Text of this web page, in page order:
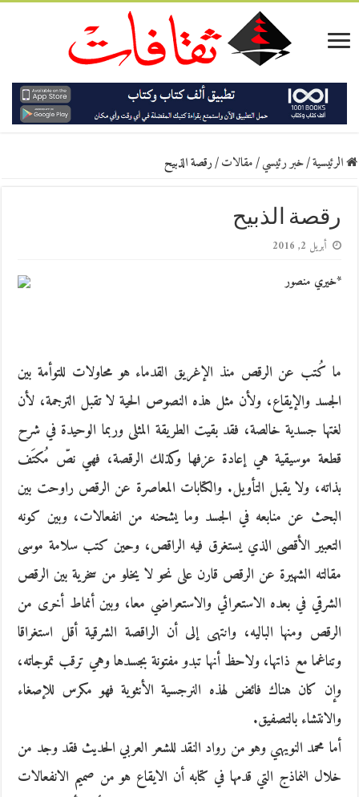
الرئيسية/خبر رئيسي/مقالات/رقصة الذبيح
رقصة الذبيح
أبريل 2, 2016
*خيري منصور
ما كُتب عن الرقص منذ الإغريق القدماء هو محاولات للتوأمة بين
الجسد والإيقاع، ولأن مثل هذه النصوص الحية لا تقبل الترجمة، لأن
لغتها جسدية خالصة، فقد بقيت الطريقة المثلى وربما الوحيدة في شرح
قطعة موسيقية هي إعادة عزفها وكذلك الرقصة، فهي نصّ مُكتَف
بذاته، ولا يقبل التأويل. والكتابات المعاصرة عن الرقص راوحت بين
البحث عن منابعه في الجسد وما يشحنه من انفعالات، وبين كونه
التعبير الأقصى الذي يستغرق فيه الراقص، وحين كتب سلامة موسى
مقالته الشهيرة عن الرقص قارن على نحو لا يخلو من سخرية بين الرقص
الشرقي في بعده الاستعرائي والاستعراضي معا، وبين أنماط أخرى من
الرقص ومنها الباليه، وانتهى إلى أن الراقصة الشرقية أقل استغراقا
وتناغما مع ذاتها، ولاحظ أنها تبدو مفتونة بجسدها وهي ترقب تموجاته،
وإن كان هناك فائض لهذه النرجسية الأنثوية فهو مكرس للإصغاء
والانتشاء بالتصفيق.
أما محمد النويهي وهو من رواد النقد للشعر العربي الحديث فقد وجد من
خلال النماذج التي قدمها في كتابه أن الايقاع هو من صميم الانفعالات